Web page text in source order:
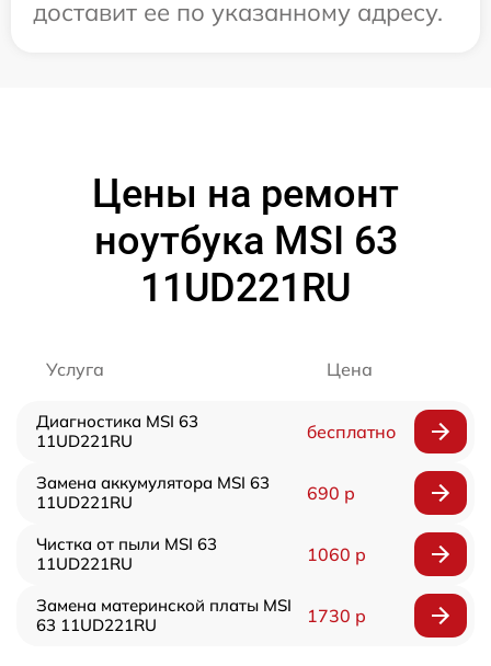
доставит ее по указанному адресу.
Цены на ремонт
ноутбука MSI 63
11UD221RU
Услуга Цена
Диагностика MSI 63
11UD221RU
бесплатно
Замена аккумулятора MSI 63
11UD221RU
690 р
Чистка от пыли MSI 63
11UD221RU
1060 р
Замена материнской платы MSI
63 11UD221RU
1730 р